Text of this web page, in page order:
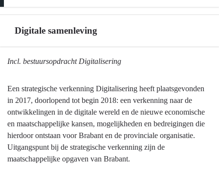
Digitale samenleving
Terug
navigatie
Digitale
samenleving
Digitale
samenleving
Incl. bestuursopdracht Digitalisering
Een strategische verkenning Digitalisering heeft plaatsgevonden
in 2017, doorlopend tot begin 2018: een verkenning naar de
ontwikkelingen in de digitale wereld en de nieuwe economische
en maatschappelijke kansen, mogelijkheden en bedreigingen die
hierdoor ontstaan voor Brabant en de provinciale organisatie.
Uitgangspunt bij de strategische verkenning zijn de
maatschappelijke opgaven van Brabant.